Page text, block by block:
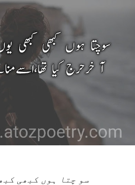
سو چتا ہوں کبھی کبھی یوں ہی